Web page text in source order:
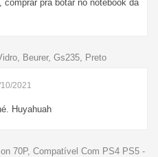
pra botar no notebook da
Beurer, Gs235, Preto
2021
Huyahuah
70P, Compatível Com PS4 PS5 -